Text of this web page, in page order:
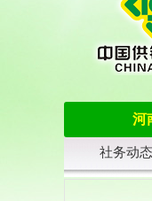
河
社务动态